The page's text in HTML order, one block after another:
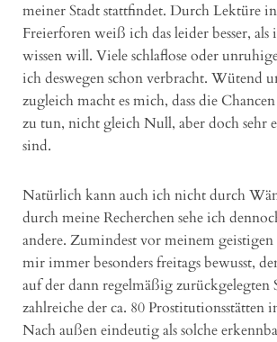
meiner Stadt stattfindet. Durch Lektüre
Freierforen weiß ich das leider besser, als
wissen will. Viele schlaflose oder
ich deswegen schon verbracht. Wütend
zugleich macht es mich, dass die
zu tun, nicht gleich Null, aber doch sehr
sind.
Natürlich kann auch ich nicht durch
durch meine Recherchen sehe ich
andere. Zumindest vor meinem
mir immer besonders freitags bewusst,
auf der dann regelmäßig zurückgelegten
zahlreiche der ca. 80 Prostitutionsstätten
Nach außen eindeutig als solche